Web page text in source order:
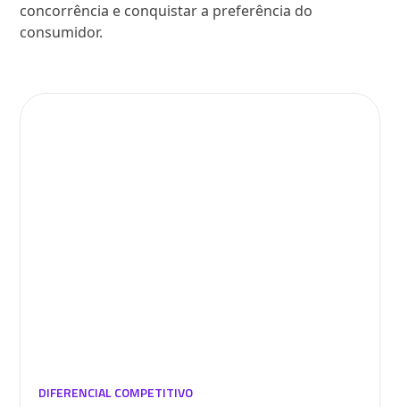
concorrência e conquistar a preferência do
consumidor.
DIFERENCIAL COMPETITIVO